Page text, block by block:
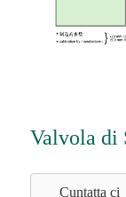
Valvola di
Cuntatta ci